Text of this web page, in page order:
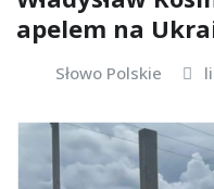
apelem na
Słowo Polskie